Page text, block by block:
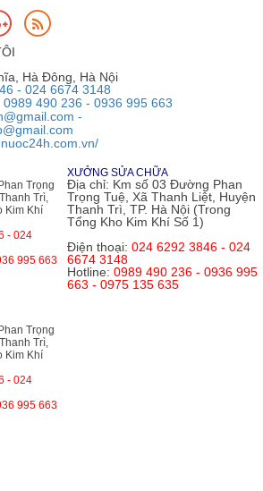
Hà Đông, Hà Nội
- 024 6674 3148
490 236 - 0936 995 663
-
Trọng
Trì,
Kim Khí
- 024
995 663
XƯỞNG SỬA CHỮA
Địa chỉ: Km số 03 Đường Phan
Trọng Tuệ, Xã Thanh Liệt, Huyện
Thanh Trì, TP. Hà Nội (Trong
Tổng Kho Kim Khí Số 1)
Điện thoại: 024 6292 3846 - 024
6674 3148
Hotline: 0989 490 236 - 0936 995
663 - 0975 135 635
Trọng
Trì,
Kim Khí
- 024
995 663